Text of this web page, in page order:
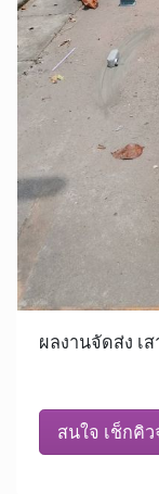
ผลงานจัดส่ง เ
สนใจ เช็กคิ